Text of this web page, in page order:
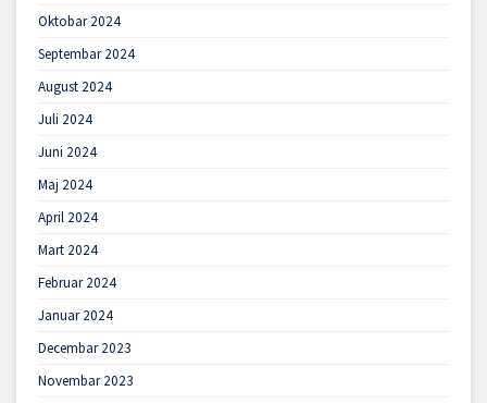
Oktobar 2024
Septembar 2024
August 2024
Juli 2024
Juni 2024
Maj 2024
April 2024
Mart 2024
Februar 2024
Januar 2024
Decembar 2023
Novembar 2023